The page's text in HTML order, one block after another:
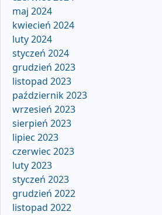
maj 2024
kwiecień 2024
luty 2024
styczeń 2024
grudzień 2023
listopad 2023
październik 2023
wrzesień 2023
sierpień 2023
lipiec 2023
czerwiec 2023
luty 2023
styczeń 2023
grudzień 2022
listopad 2022